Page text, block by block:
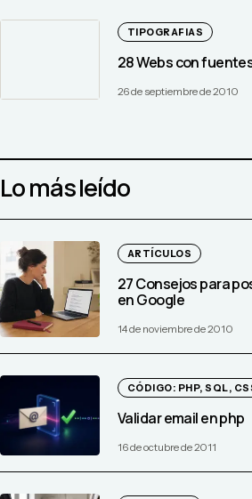
TIPOGRAFIAS
28 Webs con
26 de septiembre de 2010
Lo más leído
ARTÍCULOS
27 Consejos para
en Google
14 de noviembre de 2010
CÓDIGO: PHP, SQL,
Validar email en php
16 de octubre de 2011